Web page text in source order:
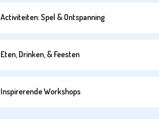
Activiteiten: Spel & Ontspanning
Eten, Drinken, & Feesten
Inspirerende Workshops